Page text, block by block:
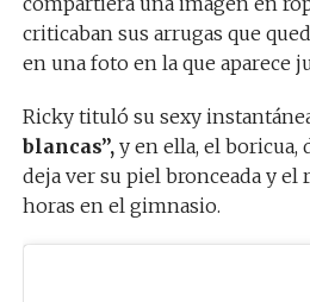
criticaban sus arrugas que
en una foto en la que aparece
Ricky tituló su sexy
blancas”, y en ella, el boricua,
deja ver su piel bronceada y el
horas en el gimnasio.